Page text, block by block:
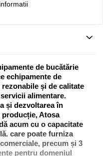
de bucătărie
echipamente de
și de calitate
alimentare.
și dezvoltarea în
producție, Atosa
acum cu o capacitate
care poate furniza
precum și 3
pentru domeniul